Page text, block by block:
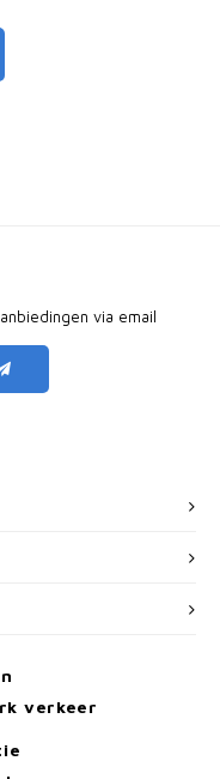
via email
verkeer